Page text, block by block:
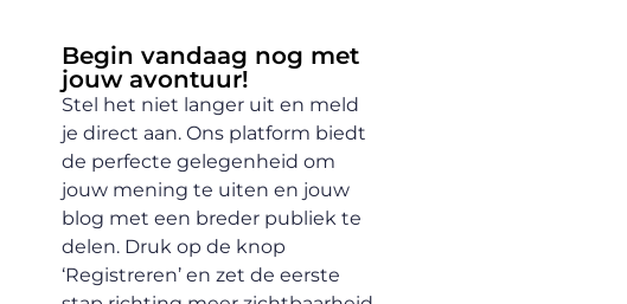
Begin vandaag nog met
jouw avontuur!
Stel het niet langer uit en meld
je direct aan. Ons platform biedt
de perfecte gelegenheid om
jouw mening te uiten en jouw
blog met een breder publiek te
delen. Druk op de knop
‘Registreren’ en zet de eerste